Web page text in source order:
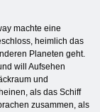
machte eine
heimlich das
Planeten geht.
will Aufsehen
und
als das Schiff
zusammen, als